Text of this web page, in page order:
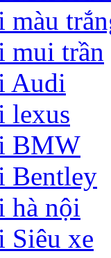
màu
mui trần
Audi
lexus
BMW
Bentley
hà nội
Siêu xe